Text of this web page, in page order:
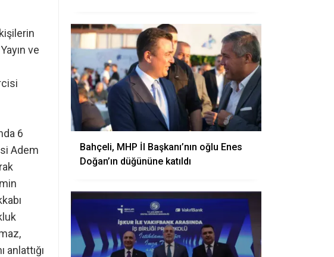
ve
6
Adem
anlattığı
Bahçeli, MHP İl Başkanı’nın oğlu Enes
Doğan’ın düğününe katıldı